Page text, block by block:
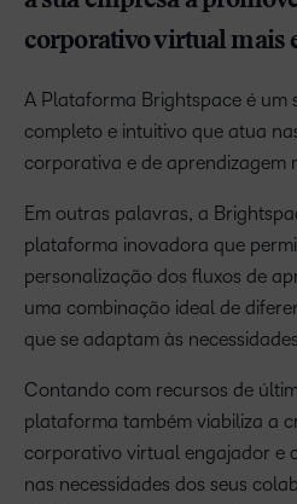
corporativo virtual mais
A Plataforma Brightspace é um
completo e intuitivo que atua
corporativa e de aprendizagem
Em outras palavras, a
plataforma inovadora que
personalização dos fluxos de
uma combinação ideal de
que se adaptam às
Contando com recursos de
plataforma também viabiliza a
corporativo virtual engajador e
nas necessidades dos seus